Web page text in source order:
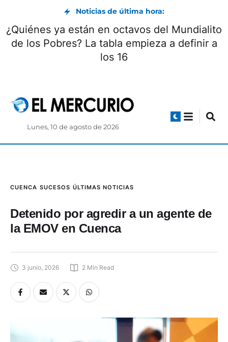
Noticias de última hora:
¿Quiénes ya están en octavos del Mundialito
de los Pobres? La tabla empieza a definir a
los 16
Lunes, 10 de agosto de 2026
CUENCA SUCESOS ÚLTIMAS NOTICIAS
Detenido por agredir a un agente de
la EMOV en Cuenca
3 junio, 2026 2 Min Read